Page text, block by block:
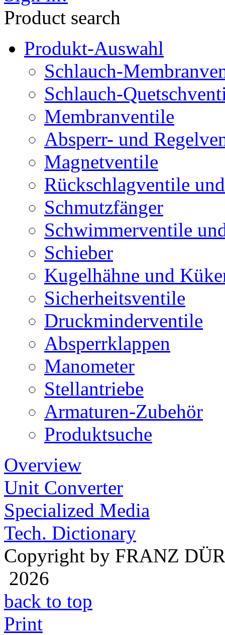
Product search
Produkt-Auswahl
Schlauch-
Schlauch-
Membranventile
Absperr- und
Magnetventile
Rückschlagventile
Schmutzfänger
Schwimmerventile
Schieber
Kugelhähne und
Sicherheitsventile
Druckminderventile
Absperrklappen
Manometer
Stellantriebe
Armaturen-Zubehör
Produktsuche
Overview
Unit Converter
Specialized Media
Tech. Dictionary
Copyright by FRANZ
2026
back to top
Print